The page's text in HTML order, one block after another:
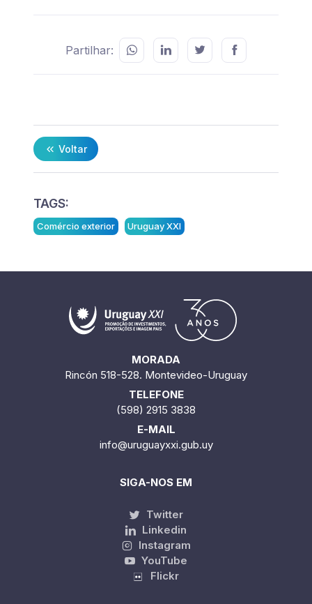
Partilhar:
Voltar
TAGS:
Comércio exterior Uruguay XXI
MORADA
Rincón 518-528. Montevideo-Uruguay
TELEFONE
(598) 2915 3838
E-MAIL
info@uruguayxxi.gub.uy
SIGA-NOS EM
Twitter
Linkedin
Instagram
YouTube
Flickr